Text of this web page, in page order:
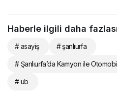
Haberle ilgili daha
# asayiş # şanlıurfa
# Şanlıurfa’da Kamyon ile Otomobil
# ub